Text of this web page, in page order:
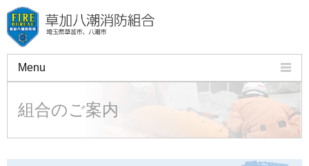
Menu
組合のご案内